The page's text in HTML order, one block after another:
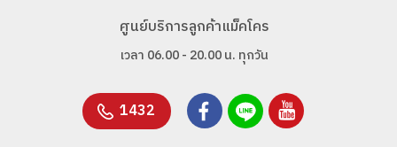
ศูนย์บริการลูกค้าแม็คโคร
เวลา 06.00 - 20.00 น. ทุกวัน
1432